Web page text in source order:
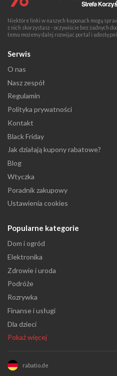
Niektóre linki w naszych kuponach mogą
z nich skorzystasz - oczywiście bez żadnych
temu możemy dalej rozwijać portal i
Serwis
O nas
Nasz zespół
Regulamin
Polityka prywatności
Kontakt
Black Friday
Jak działają kupony rabatowe?
Blog
Wtyczka
Poradnik zakupowy
Ustawienia cookies
Popularne kategorie
Dom i ogród
Elektronika
Zdrowie i uroda
Podróże
Rozrywka
Finanse i usługi
Dla dzieci
Pokaż więcej
rabatio.de